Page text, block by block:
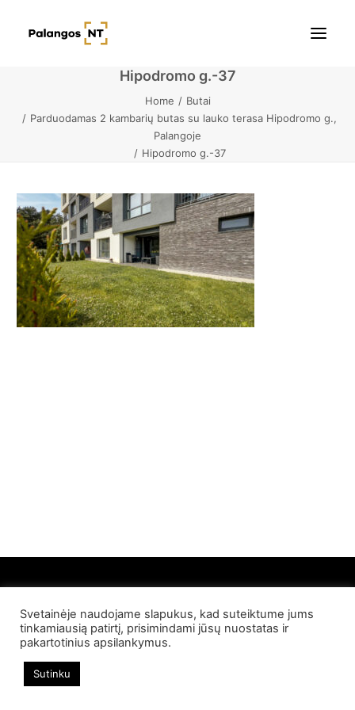
Pradžia
Žemės sklypai
Kontaktai
Hipodromo g.-37
Home
Butai
Parduodamas 2 kambarių butas su lauko terasa Hipodromo g.,
Palangoje
Hipodromo g.-37
© 2022 Palangos NT. Visos teisės saugomos
Svetainėje naudojame slapukus, kad suteiktume jums
tinkamiausią patirtį, prisimindami jūsų nuostatas ir
pakartotinius apsilankymus.
Sutinku